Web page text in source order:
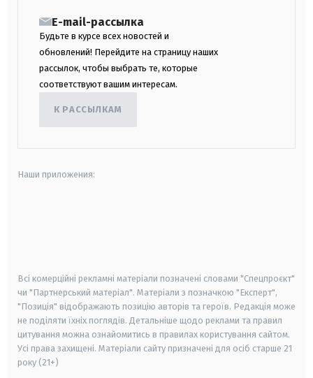
E-mail-рассылка
Будьте в курсе всех новостей и
обновлений! Перейдите на страницу наших
рассылок, чтобы выбрать те, которые
соответствуют вашим интересам.
К РАССЫЛКАМ
Наши приложения:
Всі комерційні рекламні матеріали позначені словами "Спецпроєкт"
чи "Партнерський матеріал". Матеріали з позначкою "Експерт",
"Позиція" відображають позицію авторів та героїв. Редакція може
не поділяти їхніх поглядів. Детальніше щодо реклами та правил
цитування можна ознайомитись в правилах користування сайтом.
Усі права захищені. Матеріали сайту призначені для осіб старше 21
року (21+)